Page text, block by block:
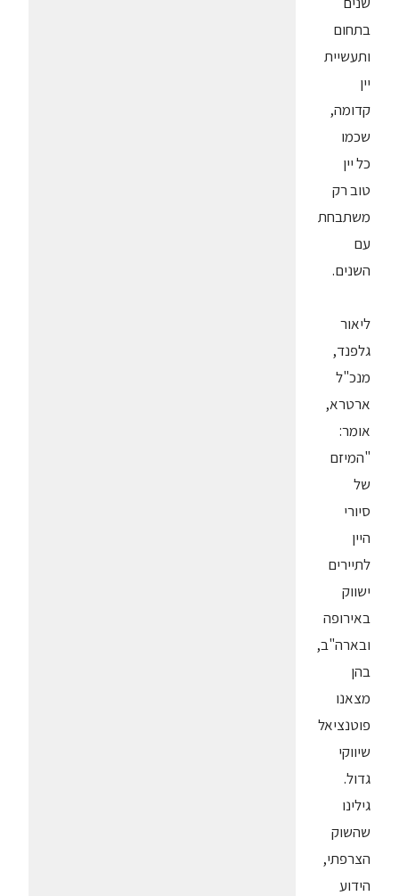
בתחום
ותעשיית
יין
קדומה,
שכמו
כל יין
טוב רק
משתבחת
עם
השנים.
ליאור
גלפנד,
מנכ"ל
ארטרא,
אומר:
"המיזם
של
סיורי
היין
לתיירים
ישווק
באירופה
ובארה"ב,
בהן
מצאנו
פוטנציאל
שיווקי
גדול.
גילינו
שהשוק
הצרפתי,
הידוע